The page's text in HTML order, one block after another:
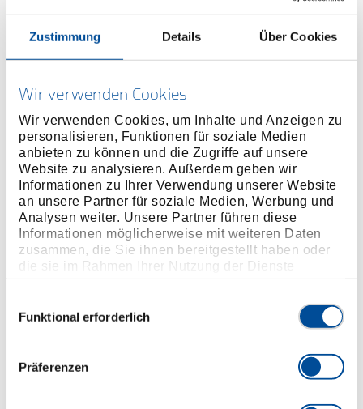
Zustimmung Details Über Cookies
Wir verwenden Cookies
Wir verwenden Cookies, um Inhalte und Anzeigen zu
personalisieren, Funktionen für soziale Medien
anbieten zu können und die Zugriffe auf unsere
Website zu analysieren. Außerdem geben wir
Informationen zu Ihrer Verwendung unserer Website
an unsere Partner für soziale Medien, Werbung und
Analysen weiter. Unsere Partner führen diese
Informationen möglicherweise mit weiteren Daten
zusammen, die Sie ihnen bereitgestellt haben oder
die sie im Rahmen Ihrer Nutzung der Dienste
gesammelt haben. Unsere vollständige
Funktional erforderlich
Präferenzen
HÄNDLER FINDEN
Produktbeschreibung
Absolut paralleles Spannen durch zentrische
Führung
Schraubstock nach vorn öffnend
Präzise Führung
Mit Amboss
Maximale Spannkraft 25 KN